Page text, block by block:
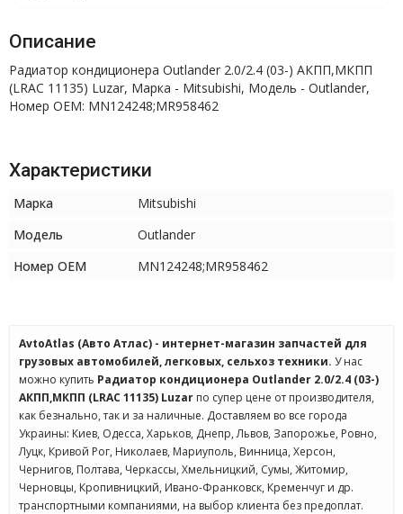
Описание
Радиатор кондиционера Outlander 2.0/2.4 (03-) АКПП,МКПП
(LRAC 11135) Luzar, Марка - Mitsubishi, Модель - Outlander,
Номер OEM: MN124248;MR958462
Характеристики
Марка
Mitsubishi
Модель
Outlander
Номер OEM
MN124248;MR958462
AvtoAtlas (Авто Атлас) - интернет-магазин запчастей для
грузовых автомобилей, легковых, сельхоз техники. У нас
можно купить Радиатор кондиционера Outlander 2.0/2.4 (03-)
АКПП,МКПП (LRAC 11135) Luzar по супер цене от производителя,
как безнально, так и за наличные. Доставляем во все города
Украины: Киев, Одесса, Харьков, Днепр, Львов, Запорожье, Ровно,
Луцк, Кривой Рог, Николаев, Мариуполь, Винница, Херсон,
Чернигов, Полтава, Черкассы, Хмельницкий, Сумы, Житомир,
Черновцы, Кропивницкий, Ивано-Франковск, Кременчуг и др.
транспортными компаниями, на выбор клиента без предоплат.